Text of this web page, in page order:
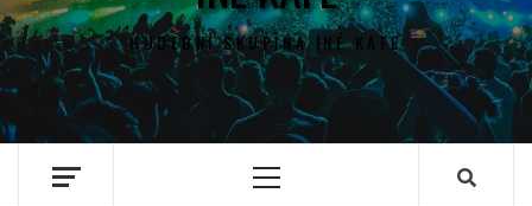
HUDEBNÍ SKUPINA INÉ KAFE
Primary